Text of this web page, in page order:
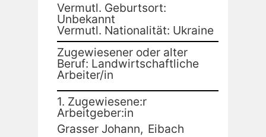
Vermutl. Geburtsort:
Unbekannt
Vermutl. Nationalität: Ukraine
Zugewiesener oder alter
Beruf: Landwirtschaftliche
Arbeiter/in
1. Zugewiesene:r
Arbeitgeber:in
Grasser Johann, Eibach